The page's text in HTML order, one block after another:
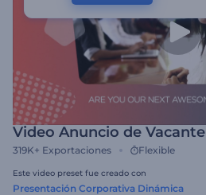
Video Anuncio de Vacante
319K+ Exportaciones Flexible
Este video preset fue creado con
Presentación Corporativa Dinámica